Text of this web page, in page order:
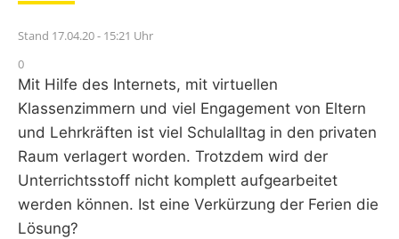
Stand 17.04.20 - 15:21 Uhr
0
Mit Hilfe des Internets, mit virtuellen
Klassenzimmern und viel Engagement von Eltern
und Lehrkräften ist viel Schulalltag in den privaten
Raum verlagert worden. Trotzdem wird der
Unterrichtsstoff nicht komplett aufgearbeitet
werden können. Ist eine Verkürzung der Ferien die
Lösung?